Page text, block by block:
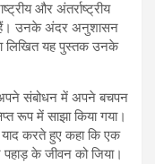
और अंतर्राष्ट्रीय
हैं। उनके अंदर अनुशासन
लिखित यह पुस्तक उनके
अपने संबोधन में अपने बचपन
रूप में साझा किया गया।
याद करते हुए कहा कि एक
के जीवन को जिया।